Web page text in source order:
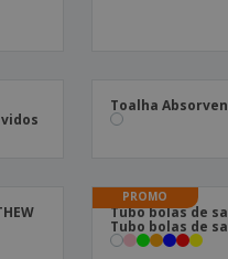
Toalha
PROMO
Tubo bolas de
Tubo bolas de